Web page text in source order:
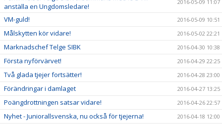
anställa en Ungdomsledare!
2016-05-09 11:07
VM-guld! 2016-05-09 10:51
Målskytten kör vidare! 2016-05-02 22:21
Marknadschef Telge SIBK 2016-04-30 10:38
Första nyförvärvet! 2016-04-29 22:25
Två glada tjejer fortsätter! 2016-04-28 23:00
Förändringar i damlaget 2016-04-27 13:25
Poängdrottningen satsar vidare! 2016-04-26 22:57
Nyhet - Juniorallsvenska, nu också för tjejerna! 2016-04-18 12:00